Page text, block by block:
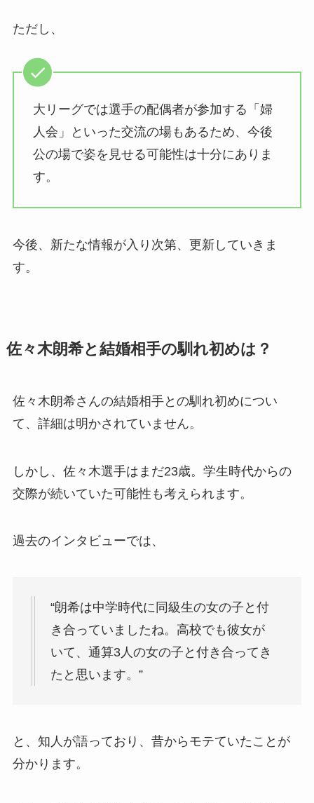
ただし、
大リーグでは選手の配偶者が参加する「婦
人会」といった交流の場もあるため、今後
公の場で姿を見せる可能性は十分にありま
す。
今後、新たな情報が入り次第、更新していきま
す。
佐々木朗希と結婚相手の馴れ初めは？
佐々木朗希さんの結婚相手との馴れ初めについ
て、詳細は明かされていません。
しかし、佐々木選手はまだ23歳。学生時代からの
交際が続いていた可能性も考えられます。
過去のインタビューでは、
“朗希は中学時代に同級生の女の子と付
き合っていましたね。高校でも彼女が
いて、通算3人の女の子と付き合ってき
たと思います。”
と、知人が語っており、昔からモテていたことが
分かります。